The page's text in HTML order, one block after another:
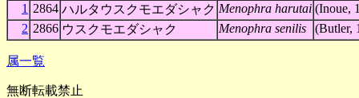
1 2864 ハルタウスクモエダシャク Menophra harutai (Inoue,
2 2866 ウスクモエダシャク Menophra senilis (Butler,
属一覧
無断転載禁止